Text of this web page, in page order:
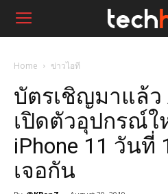
Home ข่าวไอที
บัตรเชิญมาแล้ว
เปิดตัวอุปกรณ์ใ
iPhone 11 วัน
เจอกัน